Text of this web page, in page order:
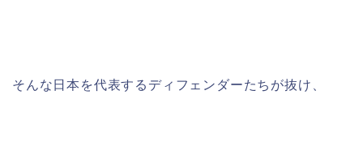
そんな日本を代表するディフェンダーたちが抜け、